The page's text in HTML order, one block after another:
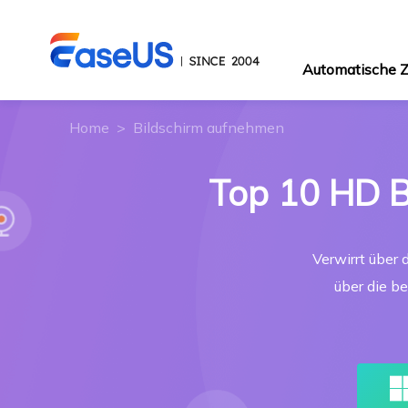
Automatische
Home > Bildschirm aufnehmen
Top 10 HD
Verwirrt über
über die